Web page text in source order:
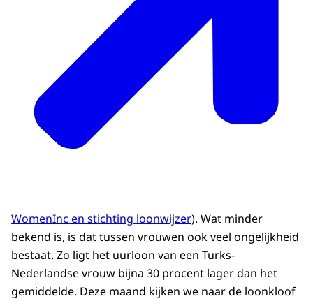
WomenInc en stichting loonwijzer). Wat minder
bekend is, is dat tussen vrouwen ook veel ongelijkheid
bestaat. Zo ligt het uurloon van een Turks-
Nederlandse vrouw bijna 30 procent lager dan het
gemiddelde. Deze maand kijken we naar de loonkloof